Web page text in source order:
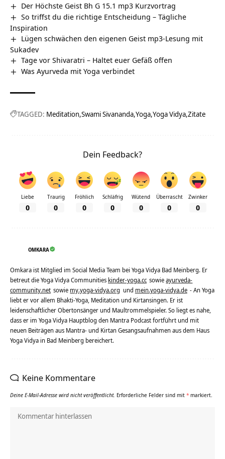
Der Höchste Geist Bh G 15.1 mp3 Kurzvortrag
So triffst du die richtige Entscheidung – Tägliche
Inspiration
Lügen schwächen den eigenen Geist mp3-Lesung mit
Sukadev
Tage vor Shivaratri – Haltet euer Gefäß offen
Was Ayurveda mit Yoga verbindet
TAGGED: Meditation Swami Sivananda Yoga Yoga Vidya Zitate
Dein Feedback?
Liebe
0
Traurig
0
Fröhlich
0
Schläfrig
0
Wütend
0
Überrascht
0
Zwinker
0
OMKARA
Omkara ist Mitglied im Social Media Team bei Yoga Vidya Bad Meinberg. Er
betreut die Yoga Vidya Communities kinder-yoga.cc sowieayurveda-
community.net sowie my.yoga-vidya.org und mein.yoga-vidya.de - An Yoga
liebt er vor allem Bhakti-Yoga, Meditation und Kirtansingen. Er ist
leidenschaftlicher Obertonsänger und Maultrommelspieler. So liegt es nahe,
dass er im Yoga Vidya Hauptblog den Mantra Podcast fortführt und mit
neuen Beiträgen aus Mantra- und Kirtan Gesangsaufnahmen aus dem Haus
Yoga Vidya in Bad Meinberg bereichert.
Keine Kommentare
Deine E-Mail-Adresse wird nicht veröffentlicht. Erforderliche Felder sind mit * markiert.